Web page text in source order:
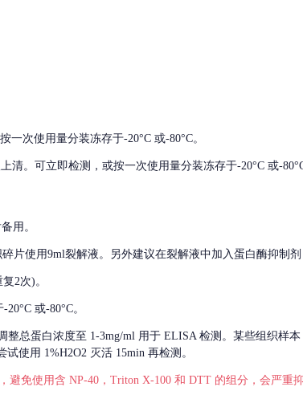
次使用量分装冻存于-20°C 或-80°C。
清。可立即检测，或按一次使用量分装冻存于-20°C 或-
用。
碎片使用9ml裂解液。另外建议在裂解液中加入蛋白酶抑制剂
2次)。
或-80°C。
整总蛋白浓度至 1-3mg/ml 用于 ELISA 检测。某些组织样
使用 1%H2O2 灭活 15min 再检测。
避免使用含 NP-40，Triton X-100 和 DTT 的组分，会严重